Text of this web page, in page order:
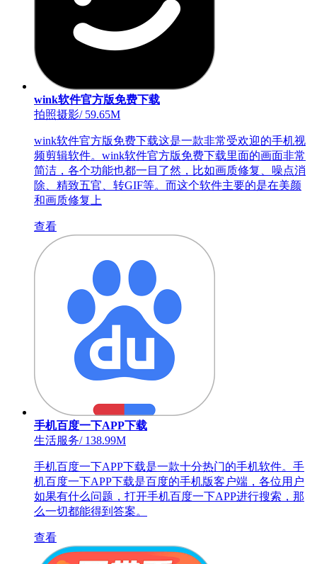
wink软件官方版免费下载
拍照摄影/59.65M
wink软件官方版免费下载这是一款非常受欢迎的手机视
频剪辑软件。wink软件官方版免费下载里面的画面非常
简洁，各个功能也都一目了然，比如画质修复、噪点消
除、精致五官、转GIF等。而这个软件主要的是在美颜
和画质修复上
查看
手机百度一下APP下载
生活服务/138.99M
手机百度一下APP下载是一款十分热门的手机软件。手
机百度一下APP下载是百度的手机版客户端，各位用户
如果有什么问题，打开手机百度一下APP进行搜索，那
么一切都能得到答案。
查看